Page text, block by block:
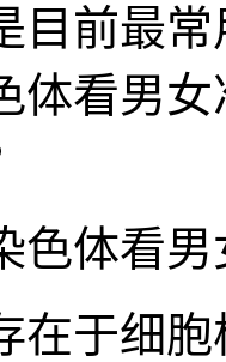
目前最
体看男
体看男
于细胞